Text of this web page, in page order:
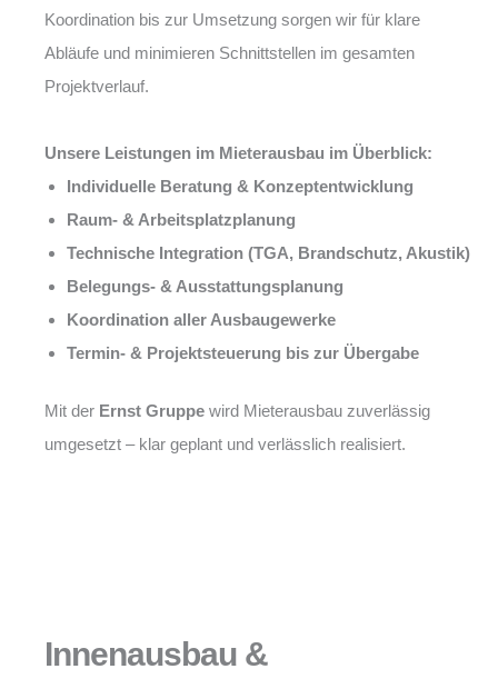
Koordination bis zur Umsetzung sorgen wir für klare
Abläufe und minimieren Schnittstellen im gesamten
Projektverlauf.
Unsere Leistungen im Mieterausbau im Überblick:
Individuelle Beratung & Konzeptentwicklung
Raum- & Arbeitsplatzplanung
Technische Integration (TGA, Brandschutz, Akustik)
Belegungs- & Ausstattungsplanung
Koordination aller Ausbaugewerke
Termin- & Projektsteuerung bis zur Übergabe
Mit der Ernst Gruppe wird Mieterausbau zuverlässig
umgesetzt – klar geplant und verlässlich realisiert.
Innenausbau &